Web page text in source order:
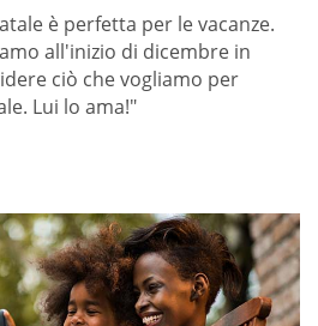
è perfetta per le vacanze.
all'inizio di dicembre in
ciò che vogliamo per
Lui lo ama!"